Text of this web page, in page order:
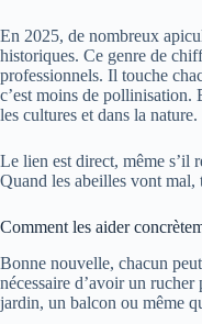
En 2025, de nombreux
historiques. Ce genre de
professionnels. Il touche
c’est moins de pollinisation.
les cultures et dans la nature.
Le lien est direct, même s’il
Quand les abeilles vont
Comment les aider
Bonne nouvelle, chacun
nécessaire d’avoir un
jardin, un balcon ou même